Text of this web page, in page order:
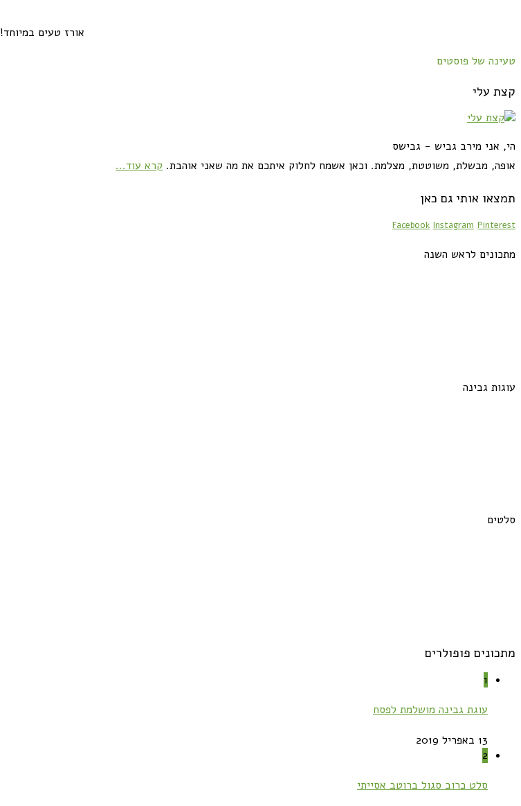
אורז טעים במיוחד!
טעינה של פוסטים
קצת עלי
הי, אני מירב גביש - גבישס
אופה, מבשלת, משוטטת, מצלמת. וכאן אשמח לחלוק איתכם את מה שאני אוהבת. קרא עוד...
תמצאו אותי גם כאן
Facebook Instagram Pinterest
מתכונים לראש השנה
עוגות גבינה
סלטים
מתכונים פופולרים
1
עוגת גבינה מושלמת לפסח
13 באפריל 2019
2
סלט כרוב סגול ברוטב אסייתי